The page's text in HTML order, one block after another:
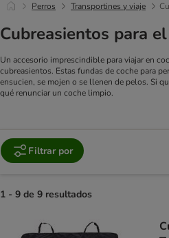
Perros Transportines y viaje
Cubreasientos para
Un accesorio imprescindible para viajar en
cubreasientos. Estas fundas de coche para
ensucien, se mojen o se llenen de pelos. Si
qué renunciar un coche limpio.
Filtrar por
1 - 9 de 9 resultados